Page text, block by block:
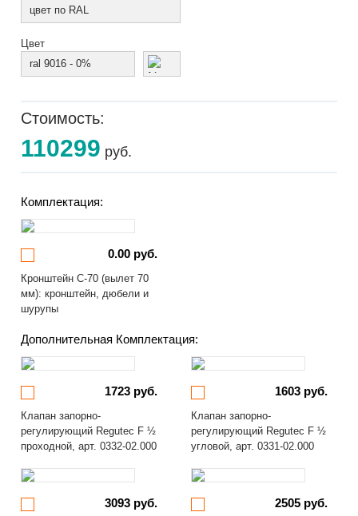
цвет по RAL
Цвет
ral 9016 - 0%
Стоимость:
110299 руб.
Комплектация:
0.00 руб.
Кронштейн С-70 (вылет 70
мм): кронштейн, дюбели и
шурупы
Дополнительная Комплектация:
1723 руб.
Клапан запорно-
регулирующий Regutec F ½
проходной, арт. 0332-02.000
1603 руб.
Клапан запорно-
регулирующий Regutec F ½
угловой, арт. 0331-02.000
3093 руб. 2505 руб.